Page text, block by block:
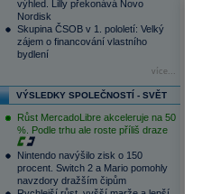
výhled. Lilly překonává Novo
Nordisk
Skupina ČSOB v 1. pololetí: Velký
zájem o financování vlastního
bydlení
více...
VÝSLEDKY SPOLEČNOSTÍ - SVĚT
Růst MercadoLibre akceleruje na 50
%. Podle trhu ale roste příliš draze
Nintendo navýšilo zisk o 150
procent. Switch 2 a Mario pomohly
navzdory dražším čipům